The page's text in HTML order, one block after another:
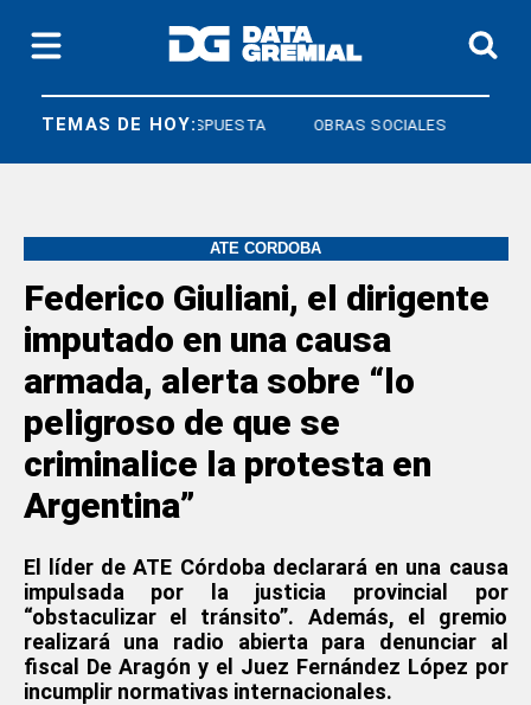
TEMAS DE HOY:
A RESPUESTA OBRAS SOCIALES
ATE CÓRDOBA
Federico Giuliani, el dirigente
imputado en una causa
armada, alerta sobre “lo
peligroso de que se
criminalice la protesta en
Argentina”
El líder de ATE Córdoba declarará en una causa
impulsada por la justicia provincial por
“obstaculizar el tránsito”. Además, el gremio
realizará una radio abierta para denunciar al
fiscal De Aragón y el Juez Fernández López por
incumplir normativas internacionales.